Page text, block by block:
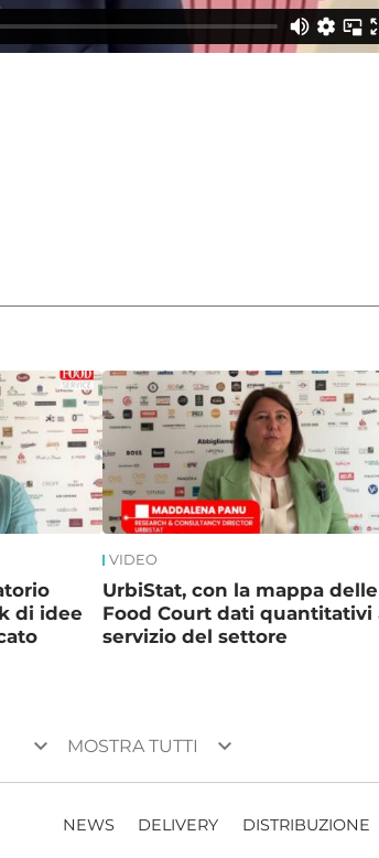
di idee
VIDEO
UrbiStat, con la mappa delle
Food Court dati quantitativi
servizio del settore
keyboard_arrow_down MOSTRA TUTTI keyboard_arrow_down
NEWS DELIVERY DISTRIBUZIONE